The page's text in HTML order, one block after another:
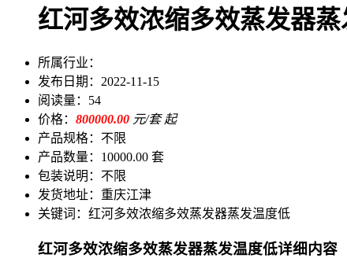
红河多效浓缩多效蒸发器
所属行业：
发布日期： 2022-11-15
阅读量： 54
价格： 800000.00 元/套 起
产品规格： 不限
产品数量： 10000.00 套
包装说明： 不限
发货地址： 重庆江津
关键词： 红河多效浓缩多效蒸发器蒸发温度低
红河多效浓缩多效蒸发器蒸发温度低详细内容